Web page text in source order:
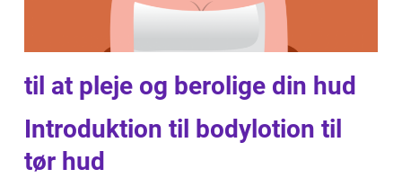
til at pleje og berolige din hud
Introduktion til bodylotion til
tør hud